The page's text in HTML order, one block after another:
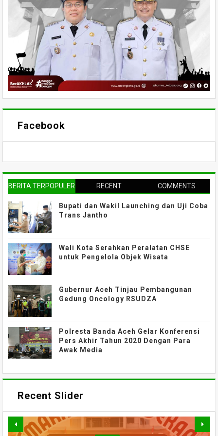
Facebook
BERITA TERPOPULER RECENT COMMENTS
Bupati dan Wakil Launching dan Uji Coba
Trans Jantho
Wali Kota Serahkan Peralatan CHSE
untuk Pengelola Objek Wisata
Gubernur Aceh Tinjau Pembangunan
Gedung Oncology RSUDZA
Polresta Banda Aceh Gelar Konferensi
Pers Akhir Tahun 2020 Dengan Para
Awak Media
Recent Slider